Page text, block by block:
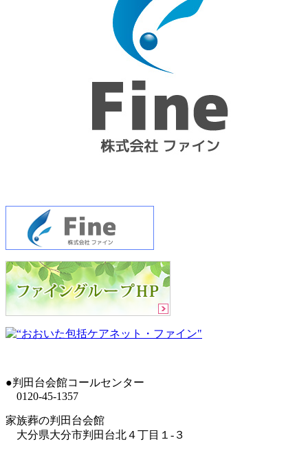
●判田台会館コールセンター
0120-45-1357
家族葬の判田台会館
大分県大分市判田台北４丁目１-３